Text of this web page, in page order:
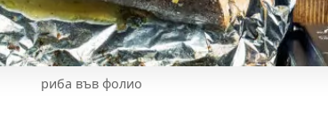
риба във фолио